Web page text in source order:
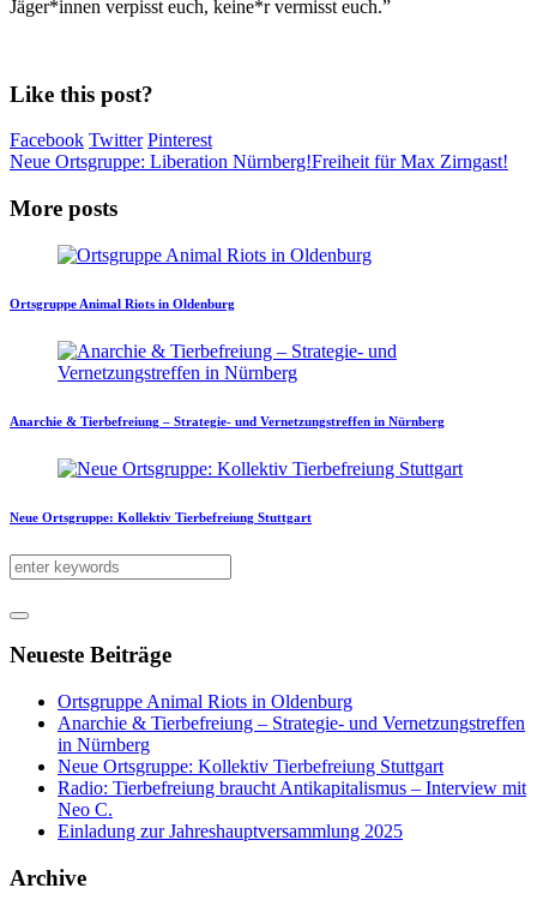
Jäger*innen verpisst euch, keine*r vermisst euch.”
Like this post?
Facebook Twitter Pinterest
Neue Ortsgruppe: Liberation Nürnberg!Freiheit für Max Zirngast!
More posts
Ortsgruppe Animal Riots in Oldenburg
Anarchie & Tierbefreiung – Strategie- und Vernetzungstreffen in Nürnberg
Neue Ortsgruppe: Kollektiv Tierbefreiung Stuttgart
Neueste Beiträge
Ortsgruppe Animal Riots in Oldenburg
Anarchie & Tierbefreiung – Strategie- und Vernetzungstreffen
in Nürnberg
Neue Ortsgruppe: Kollektiv Tierbefreiung Stuttgart
Radio: Tierbefreiung braucht Antikapitalismus – Interview mit
Neo C.
Einladung zur Jahreshauptversammlung 2025
Archive